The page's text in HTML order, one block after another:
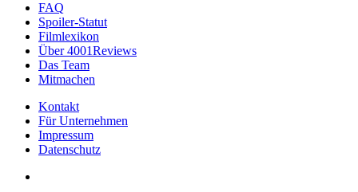
FAQ
Spoiler-Statut
Filmlexikon
Über 4001Reviews
Das Team
Mitmachen
Kontakt
Für Unternehmen
Impressum
Datenschutz